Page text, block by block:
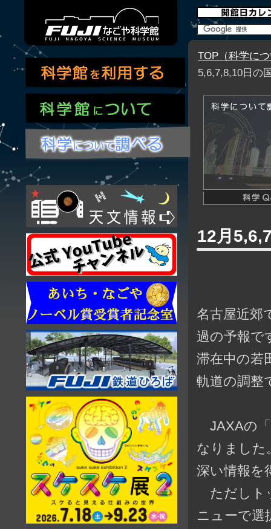
TOP（科学に
5,6,7,8,10日の
12月
名古屋近郊
過の予報で
滞在中の若
軌道の調
JAXAの「
なりました
深い情報を
ただしト
ニューで選